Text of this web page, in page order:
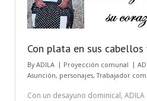
Con plata en sus cabellos
ByADILA Proyección comunal
Asunción, personajes,Trabajador
Con un desayuno dominical,